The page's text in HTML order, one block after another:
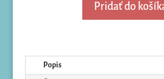
Pridať do
Popis